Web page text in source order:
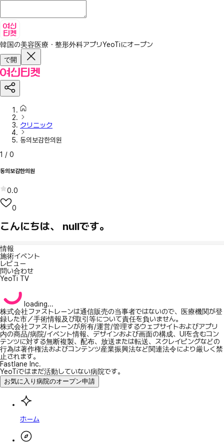
韓国の美容医療・整形外科アプリYeoTiにオープン
で開
クリニック
동의보감한의원
1 / 0
동의보감한의원
0.0
0
こんにちは、 nullです。
情報
施術イベント
レビュー
問い合わせ
YeoTi TV
loading...
株式会社ファストレーンは通信販売の当事者ではないので、医療機関が登
録した市／手術情報及び取引等について責任を負いません。
株式会社ファストレーンが所有/運営/管理するウェブサイトおよびアプリ
内の商品/病院/イベント情報、デザインおよび画面の構成、UIを含むコン
テンツに対する無断複製、配布、放送または転送、スクレイピングなどの
行為は著作権法およびコンテンツ産業振興法など関連法令により厳しく禁
止されます。
Fastlane Inc.
YeoTiではまだ活動していない病院です。
お気に入り病院のオープン申請
ホーム